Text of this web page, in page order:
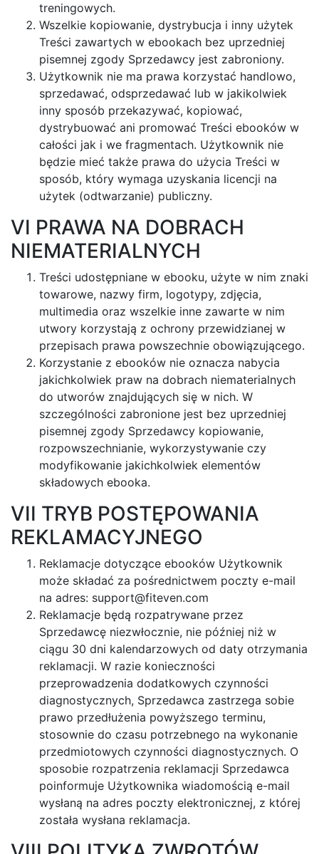
treningowych.
Wszelkie kopiowanie, dystrybucja i inny użytek
Treści zawartych w ebookach bez uprzedniej
pisemnej zgody Sprzedawcy jest zabroniony.
Użytkownik nie ma prawa korzystać handlowo,
sprzedawać, odsprzedawać lub w jakikolwiek
inny sposób przekazywać, kopiować,
dystrybuować ani promować Treści ebooków w
całości jak i we fragmentach. Użytkownik nie
będzie mieć także prawa do użycia Treści w
sposób, który wymaga uzyskania licencji na
użytek (odtwarzanie) publiczny.
VI PRAWA NA DOBRACH
NIEMATERIALNYCH
Treści udostępniane w ebooku, użyte w nim znaki
towarowe, nazwy firm, logotypy, zdjęcia,
multimedia oraz wszelkie inne zawarte w nim
utwory korzystają z ochrony przewidzianej w
przepisach prawa powszechnie obowiązującego.
Korzystanie z ebooków nie oznacza nabycia
jakichkolwiek praw na dobrach niematerialnych
do utworów znajdujących się w nich. W
szczególności zabronione jest bez uprzedniej
pisemnej zgody Sprzedawcy kopiowanie,
rozpowszechnianie, wykorzystywanie czy
modyfikowanie jakichkolwiek elementów
składowych ebooka.
VII TRYB POSTĘPOWANIA
REKLAMACYJNEGO
Reklamacje dotyczące ebooków Użytkownik
może składać za pośrednictwem poczty e-mail
na adres: support@fiteven.com
Reklamacje będą rozpatrywane przez
Sprzedawcę niezwłocznie, nie później niż w
ciągu 30 dni kalendarzowych od daty otrzymania
reklamacji. W razie konieczności
przeprowadzenia dodatkowych czynności
diagnostycznych, Sprzedawca zastrzega sobie
prawo przedłużenia powyższego terminu,
stosownie do czasu potrzebnego na wykonanie
przedmiotowych czynności diagnostycznych. O
sposobie rozpatrzenia reklamacji Sprzedawca
poinformuje Użytkownika wiadomością e-mail
wysłaną na adres poczty elektronicznej, z której
została wysłana reklamacja.